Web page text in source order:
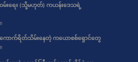
ဝမ်းရေး (သို့မဟုတ်) ကယန်းဒေသရဲ့
ကောက်ရိတ်သိမ်းနေတဲ့ ကယောစစ်ရှောင်တွေ